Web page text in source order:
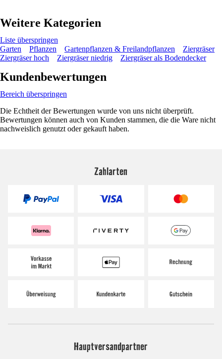
Weitere Kategorien
Liste überspringen
Garten
Pflanzen Gartenpflanzen & Freilandpflanzen
Ziergräser
Ziergräser hoch
Ziergräser niedrig Ziergräser als Bodendecker
Kundenbewertungen
Bereich überspringen
Die Echtheit der Bewertungen wurde von uns nicht überprüft.
Bewertungen können auch von Kunden stammen, die die Ware nicht
nachweislich genutzt oder gekauft haben.
Zahlarten
Hauptversandpartner